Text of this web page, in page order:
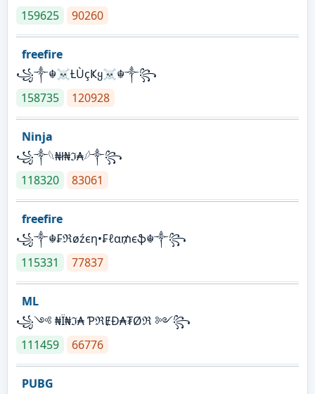
159625
90260
freefire
꧁༒☬☠Ƚ︎ÙçҜყ☠︎☬༒꧂
158735
120928
Ninja
꧁⁣༒𓆩₦ł₦ℑ₳𓆪༒꧂
118320
83061
freefire
꧁༒☬₣ℜøźєη•₣ℓα₥єֆ☬༒꧂
115331
77837
ML
꧁༺ ₦Ї₦ℑ₳ ƤℜɆĐ₳₮Øℜ ༻꧂
111459
66776
PUBG